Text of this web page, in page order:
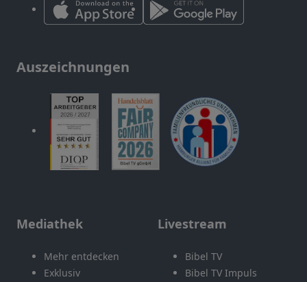
Auszeichnungen
Mediathek
Mehr entdecken
Exklusiv
Livestream
Bibel TV
Bibel TV Impuls